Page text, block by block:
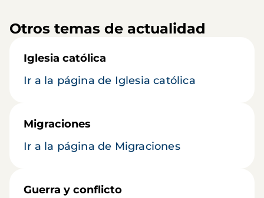
Otros temas de actualidad
Iglesia católica
Ir a la página de Iglesia católica
Migraciones
Ir a la página de Migraciones
Guerra y conflicto